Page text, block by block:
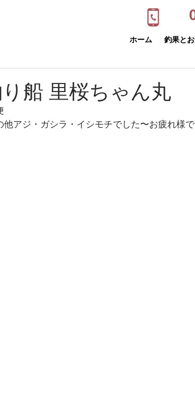
ホーム 釣果と
船 里桜ちゃん丸
アジ・ガシラ・イシモチでした〜お疲れ様で